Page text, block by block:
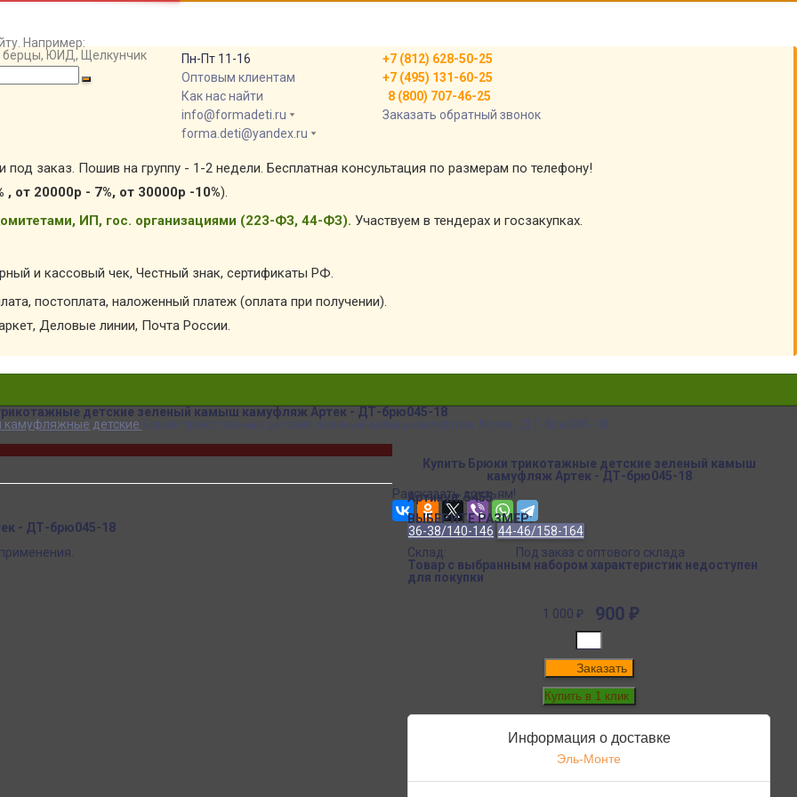
Например:
берцы, ЮИД, Щелкунчик
Пн-Пт 11-16
Оптовым клиентам
Как нас найти
info@formadeti.ru
forma.deti@yandex.ru
+7 (812) 628-50-25
+7 (495) 131-60-25
8 (800) 707-46-25
Заказать обратный звонок
под заказ. Пошив на группу - 1-2 недели. Бесплатная консультация по размерам по телефону!
, от 20000р - 7%, от 30000р -10%).
ИП, гос. организациями (223-ФЗ, 44-ФЗ). Участвуем в тендерах и госзакупках.
и кассовый чек, Честный знак, сертификаты РФ.
постоплата, наложенный платеж (оплата при получении).
Деловые линии, Почта России.
детские зеленый камыш камуфляж Артек - ДТ-брю045-18
камуфляжные детские Брюки трикотажные детские зеленый камыш камуфляж Артек - ДТ-брю045-18
Купить Брюки трикотажные детские зеленый камыш
камуфляж Артек - ДТ-брю045-18
Артикул:5455
ВЫБЕРИТЕ РАЗМЕР:
36-38/140-146 44-46/158-164
Склад:
Под заказ с оптового склада
Товар с выбранным набором характеристик недоступен
для покупки
1 000 ₽ 900 ₽
Заказать
Информация о доставке
Эль-Монте
- ДТ-брю045-18
Рассказать друзьям!